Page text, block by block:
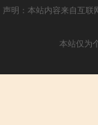
声明：本站内容来自互
本站仅为